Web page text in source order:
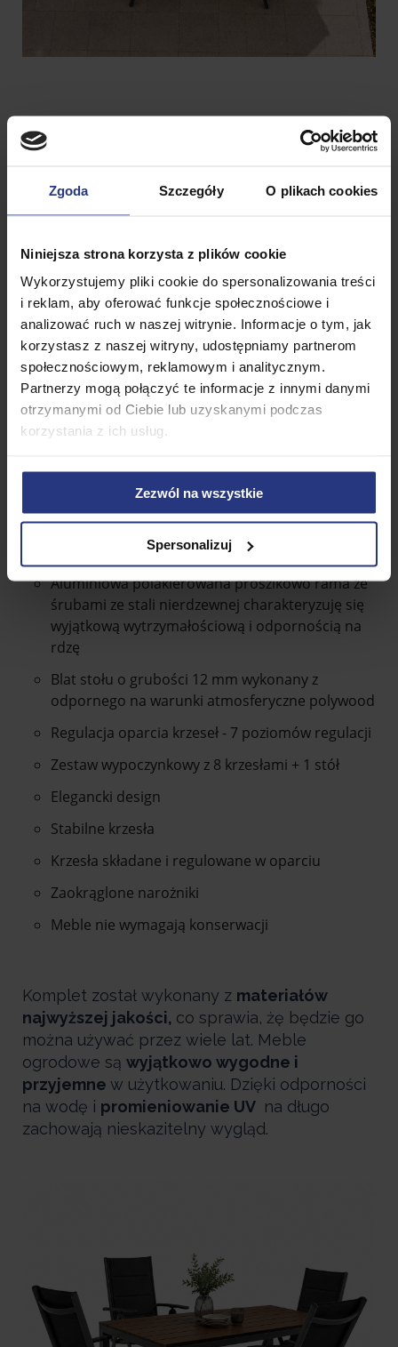
Zgoda Szczegóły O plikach cookies
Niniejsza strona korzysta z plików cookie
Wykorzystujemy pliki cookie do spersonalizowania treści
i reklam, aby oferować funkcje społecznościowe i
analizować ruch w naszej witrynie. Informacje o tym, jak
korzystasz z naszej witryny, udostępniamy partnerom
społecznościowym, reklamowym i analitycznym.
Partnerzy mogą połączyć te informacje z innymi danymi
otrzymanymi od Ciebie lub uzyskanymi podczas
korzystania z ich usług.
Zezwól na wszystkie
Spersonalizuj
Aluminiowa polakierowana proszlkowo rama ze
śrubami ze stali nierdzewnej charakteryzuję się
wyjątkową wytrzymałościową i odpornością na
rdzę
Blat stołu o grubości 12 mm wykonany z
odpornego na warunki atmosferyczne polywood
Regulacja oparcia krzeseł - 7 poziomów regulacji
Zestaw wypoczynkowy z 8 krzesłami + 1 stół
Elegancki design
Stabilne krzesła
Krzesła składane i regulowane w oparciu
Zaokrąglone narożniki
Meble nie wymagają konserwacji
Komplet został wykonany z materiałów
najwyższej jakości, co sprawia, żę będzie go
można używać przez wiele lat. Meble
ogrodowe są wyjątkowo wygodne i
przyjemne w użytkowaniu. Dzięki odporności
na wodę i promieniowanie UV na długo
zachowają nieskazitelny wygląd.